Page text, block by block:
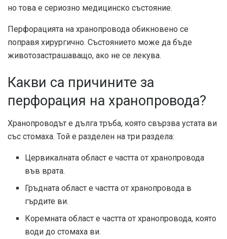
но това е сериозно медицинско състояние.
Перфорацията на хранопровода обикновено се
поправя хирургично. Състоянието може да бъде
животозастрашаващо, ако не се лекува.
Какви са причините за
перфорация на хранопровода?
Хранопроводът е дълга тръба, която свързва устата ви
със стомаха. Той е разделен на три раздела:
Цервикалната област е частта от хранопровода
във врата.
Гръдната област е частта от хранопровода в
гърдите ви.
Коремната област е частта от хранопровода, която
води до стомаха ви.